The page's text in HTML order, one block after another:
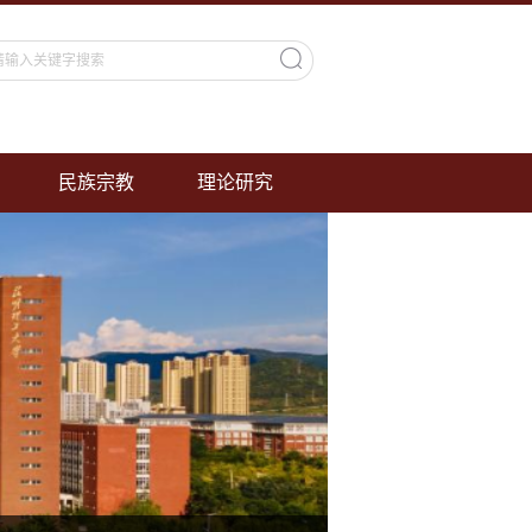
民族宗教 理论研究